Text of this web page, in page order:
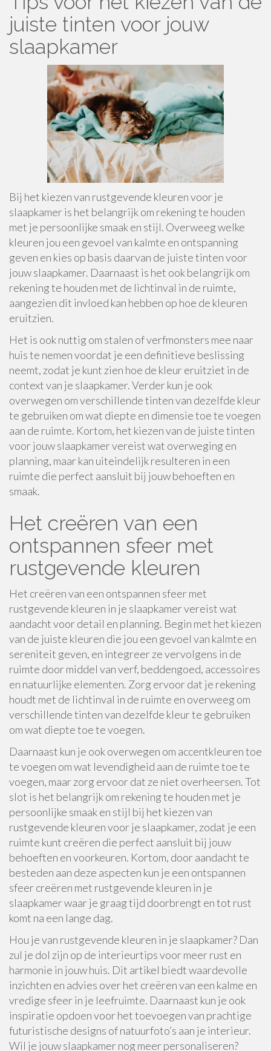
juiste tinten voor jouw
slaapkamer
Bij het kiezen van rustgevende kleuren voor je
slaapkamer is het belangrijk om rekening te houden
met je persoonlijke smaak en stijl. Overweeg welke
kleuren jou een gevoel van kalmte en ontspanning
geven en kies op basis daarvan de juiste tinten voor
jouw slaapkamer. Daarnaast is het ook belangrijk om
rekening te houden met de lichtinval in de ruimte,
aangezien dit invloed kan hebben op hoe de kleuren
eruitzien.
Het is ook nuttig om stalen of verfmonsters mee naar
huis te nemen voordat je een definitieve beslissing
neemt, zodat je kunt zien hoe de kleur eruitziet in de
context van je slaapkamer. Verder kun je ook
overwegen om verschillende tinten van dezelfde kleur
te gebruiken om wat diepte en dimensie toe te voegen
aan de ruimte. Kortom, het kiezen van de juiste tinten
voor jouw slaapkamer vereist wat overweging en
planning, maar kan uiteindelijk resulteren in een
ruimte die perfect aansluit bij jouw behoeften en
smaak.
Het creëren van een
ontspannen sfeer met
rustgevende kleuren
Het creëren van een ontspannen sfeer met
rustgevende kleuren in je slaapkamer vereist wat
aandacht voor detail en planning. Begin met het kiezen
van de juiste kleuren die jou een gevoel van kalmte en
sereniteit geven, en integreer ze vervolgens in de
ruimte door middel van verf, beddengoed, accessoires
en natuurlijke elementen. Zorg ervoor dat je rekening
houdt met de lichtinval in de ruimte en overweeg om
verschillende tinten van dezelfde kleur te gebruiken
om wat diepte toe te voegen.
Daarnaast kun je ook overwegen om accentkleuren toe
te voegen om wat levendigheid aan de ruimte toe te
voegen, maar zorg ervoor dat ze niet overheersen. Tot
slot is het belangrijk om rekening te houden met je
persoonlijke smaak en stijl bij het kiezen van
rustgevende kleuren voor je slaapkamer, zodat je een
ruimte kunt creëren die perfect aansluit bij jouw
behoeften en voorkeuren. Kortom, door aandacht te
besteden aan deze aspecten kun je een ontspannen
sfeer creëren met rustgevende kleuren in je
slaapkamer waar je graag tijd doorbrengt en tot rust
komt na een lange dag.
Hou je van rustgevende kleuren in je slaapkamer? Dan
zul je dol zijn op de interieurtips voor meer rust en
harmonie in jouw huis. Dit artikel biedt waardevolle
inzichten en advies over het creëren van een kalme en
vredige sfeer in je leefruimte. Daarnaast kun je ook
inspiratie opdoen voor het toevoegen van prachtige
futuristische designs of natuurfoto’s aan je interieur.
Wil je jouw slaapkamer nog meer personaliseren?